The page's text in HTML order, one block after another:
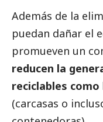
Además de la
puedan dañar el
promueven un
reducen la
reciclables
(carcasas o